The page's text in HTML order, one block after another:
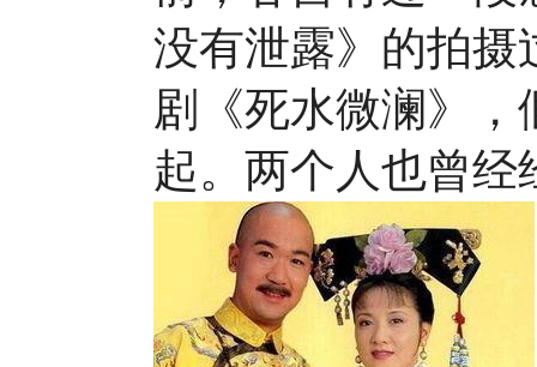
没有泄露》的拍摄
剧《死水微澜》
起。两个人也曾